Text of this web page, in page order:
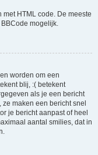
HTML code. De meeste
mogelijk.
worden om een
blij, :( betekent
als je een bericht
maken een bericht snel
je bericht aanpast of heel
aantal smilies, dat in